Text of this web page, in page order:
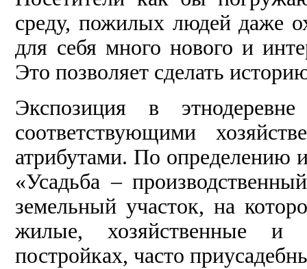
среду, пожилых людей даже
для себя много нового и
Это позволяет сделать
Экспозиция в
соответствующими
атрибутами. По определению
«Усадьба –
земельный участок, на
жилые, хозяйственные и
постройках, часто